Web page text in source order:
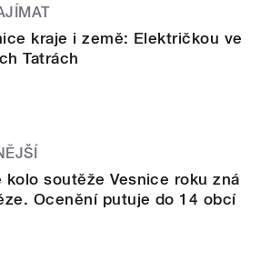
kraje i země: Električkou ve
Tatrách
kolo soutěže Vesnice roku zná
Ocenění putuje do 14 obcí